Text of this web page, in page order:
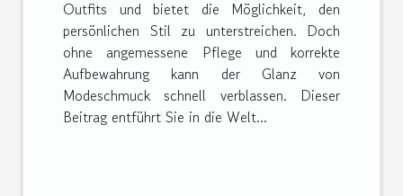
Outfits und bietet die Möglichkeit, den
persönlichen Stil zu unterstreichen. Doch
ohne angemessene Pflege und korrekte
Aufbewahrung kann der Glanz von
Modeschmuck schnell verblassen. Dieser
Beitrag entführt Sie in die Welt...